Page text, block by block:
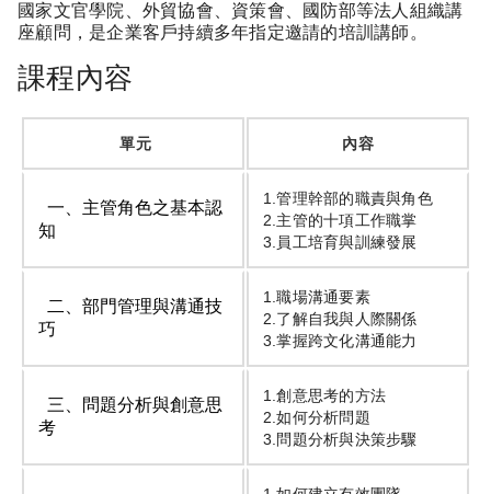
國家文官學院、外貿協會、資策會、國防部等法人組織講
座顧問，是企業客戶持續多年指定邀請的培訓講師。
課程內容
單元 內容
一、主管角色之基本認
知
1.管理幹部的職責與角色
2.主管的十項工作職掌
3.員工培育與訓練發展
二、部門管理與溝通技
巧
1.職場溝通要素
2.了解自我與人際關係
3.掌握跨文化溝通能力
三、問題分析與創意思
考
1.創意思考的方法
2.如何分析問題
3.問題分析與決策步驟